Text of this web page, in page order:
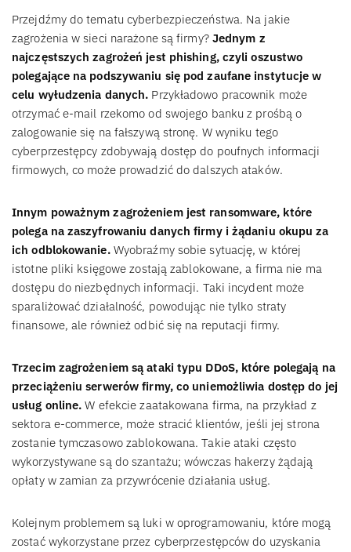
Przejdźmy do tematu cyberbezpieczeństwa. Na jakie
zagrożenia w sieci narażone są firmy? Jednym z
najczęstszych zagrożeń jest phishing, czyli oszustwo
polegające na podszywaniu się pod zaufane instytucje w
celu wyłudzenia danych. Przykładowo pracownik może
otrzymać e-mail rzekomo od swojego banku z prośbą o
zalogowanie się na fałszywą stronę. W wyniku tego
cyberprzestępcy zdobywają dostęp do poufnych informacji
firmowych, co może prowadzić do dalszych ataków.
Innym poważnym zagrożeniem jest ransomware, które
polega na zaszyfrowaniu danych firmy i żądaniu okupu za
ich odblokowanie.Wyobraźmy sobie sytuację, w której
istotne pliki księgowe zostają zablokowane, a firma nie ma
dostępu do niezbędnych informacji. Taki incydent może
sparaliżować działalność, powodując nie tylko straty
finansowe, ale również odbić się na reputacji firmy.
Trzecim zagrożeniem są ataki typu DDoS, które polegają na
przeciążeniu serwerów firmy, co uniemożliwia dostęp do jej
usług online. W efekcie zaatakowana firma, na przykład z
sektora e-commerce, może stracić klientów, jeśli jej strona
zostanie tymczasowo zablokowana. Takie ataki często
wykorzystywane są do szantażu; wówczas hakerzy żądają
opłaty w zamian za przywrócenie działania usług.
Kolejnym problemem są luki w oprogramowaniu, które mogą
zostać wykorzystane przez cyberprzestępców do uzyskania